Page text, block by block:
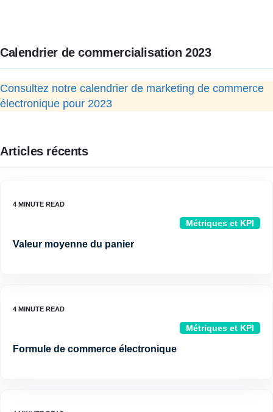
Calendrier de commercialisation 2023
Consultez notre calendrier de marketing de commerce
électronique pour 2023
Articles récents
Métriques et KPI
Valeur moyenne du panier
Métriques et KPI
Formule de commerce électronique